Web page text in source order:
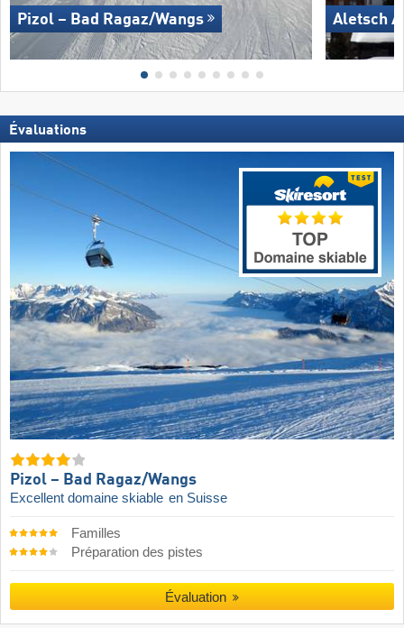
Pizol – Bad Ragaz/​Wangs Aletsch
Évaluations
Pizol – Bad Ragaz/​Wangs
Excellent domaine skiable en Suisse
Familles
Préparation des pistes
Évaluation